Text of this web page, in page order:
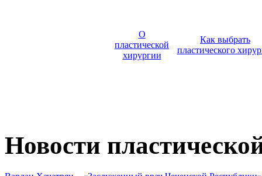
О
пластической
хирургии
Как выбрать
пластического
Новости